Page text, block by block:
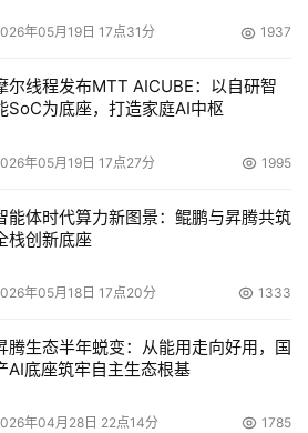
数据、
入的讨论，从产业视角观察发展趋
发展未来。
年成功举办第一届云天大会以
办的国家级大数据盛会。本届大会
、学术、媒体等各方交流合作的平
战略落地，助力数字经济发展，为黄
发展先行区建设贡献中卫力量。
文章内容仅供参考，不构成投资建议。
年05月19日 17点31分 1937
尔线程发布MTT AICUBE：以自研智
SoC为底座，打造家庭AI中枢
年05月19日 17点27分 1995
能体时代算力新图景：鲲鹏与昇腾共筑
栈创新底座
年05月18日 17点20分 1333
腾生态半年蜕变：从能用走向好用，国
AI底座筑牢自主生态根基
年04月28日 22点14分 1785